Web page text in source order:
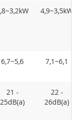
4,9~3,5kW
6,7~5,6 7,1~6,1
21 -
25dB(a)
22 -
26dB(a)